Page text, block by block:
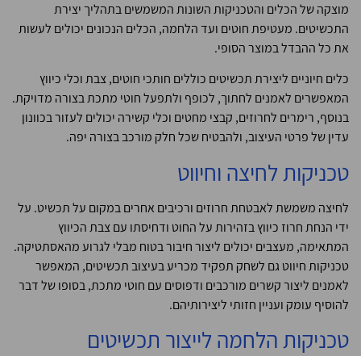
מוצקה של הכלים והטכניקות השונות המשמשים בתהליך יצירת
התכשיטים. מעטיפת חוטים ועד הלחמה, הכלים הנכונים יכולים לעשות
את כל ההבדל במוצר הסופי.
כלים חיוניים ליצירת תכשיטים כוללים חותכי חוטים, צבת וכלי כיווץ
המאפשרים לאמנים לחתוך, לכופף ולתפעל חוטי מתכת בצורה מדויקת.
בנוסף, רימרים לחרוזים, קבצי מחטים וכלי קשירה יכולים לעזור בכוונון
עדין של פרטי העיצוב, ולהבטיח שכל חלק מורכב בצורה יפה.
טכניקות לחיצה וחיווט
לחיצה משמשת לאבטחת חרוזים ורכיבים אחרים במקום על תכשיט. על
ידי הנחת חרוז כיווץ בזהירות על החוט ודחיסתו עם צבת הכיווץ
המתאימה, מעצבים יכולים ליצור חיבור בטוח מבלי לגרוע מהאסתטיקה.
טכניקות חיווט גם לשחק תפקיד מכריע בעיצוב תכשיטים, המאפשר
לאמנים ליצור קשרים מורכבים ודפוסים עם חוטי מתכת, בסופו של דבר
להוסיף עומק ועניין חזותי ליצירותיהם.
טכניקות הלחמה לייצור תכשיטים